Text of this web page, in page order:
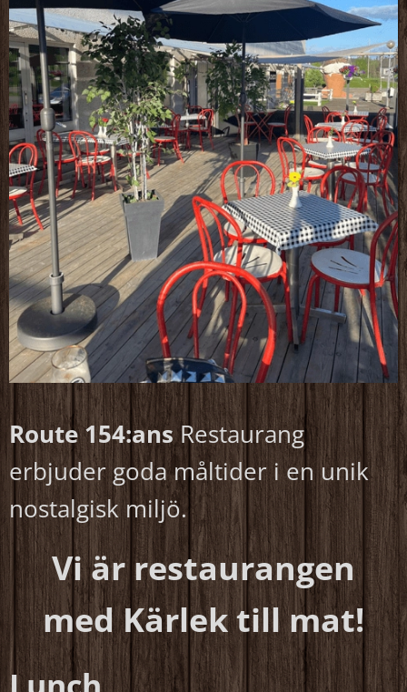
Route 154:ansRestaurang
erbjuder goda måltider i en unik
nostalgisk miljö.
Vi är restaurangen
med Kärlek till mat!